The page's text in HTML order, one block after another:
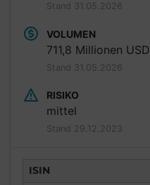
Stand 31.05.2026
VOLUMEN
711,8 Millionen USD
Stand 31.05.2026
RISIKO
mittel
Stand 29.12.2023
ISIN